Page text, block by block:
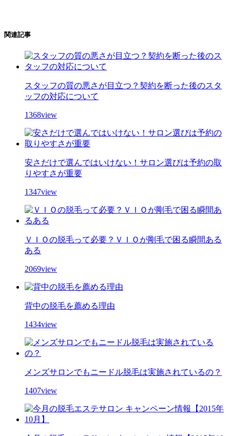
関連記事
スタッフの質の悪さが目立つ？契約を断った後のスタ
ッフの対応について
1368view
安さだけで選んではいけない！サロン選びは予約の取
りやすさが重要
1347view
ＶＩＯの脱毛って必要？ＶＩＯが剛毛で困る瞬間ある
ある
2069view
背中の脱毛を薦める理由
1434view
メンズサロンでもニードル脱毛は実施されているの？
1407view